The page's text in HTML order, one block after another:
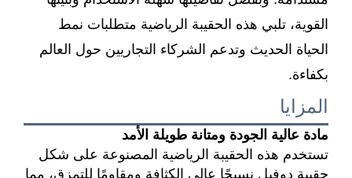
القوية، تلبي هذه الحقيبة الرياضية متطلبات نمط
الحياة الحديث وتدعم الشركاء التجاريين حول العالم
بكفاءة.
المزايا
مادة عالية الجودة ومتانة طويلة الأمد
تستخدم هذه الحقيبة الرياضية المصنوعة على شكل
حقيبة دوفيل نسيجًا عالي الكثافة ومقاومًا للتمزق، مما